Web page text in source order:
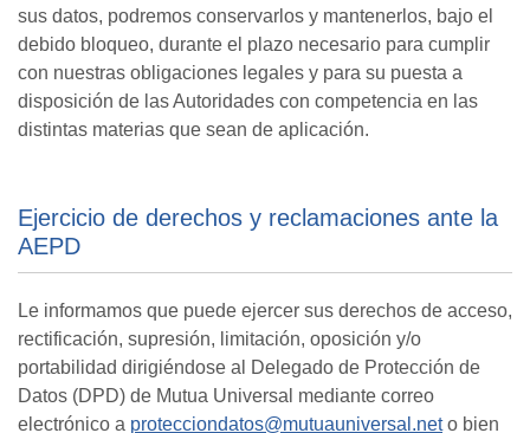
sus datos, podremos conservarlos y mantenerlos, bajo el
debido bloqueo, durante el plazo necesario para cumplir
con nuestras obligaciones legales y para su puesta a
disposición de las Autoridades con competencia en las
distintas materias que sean de aplicación.
Ejercicio de derechos y reclamaciones ante la
AEPD
Le informamos que puede ejercer sus derechos de acceso,
rectificación, supresión, limitación, oposición y/o
portabilidad dirigiéndose al Delegado de Protección de
Datos (DPD) de Mutua Universal mediante correo
electrónico a protecciondatos@mutuauniversal.neto bien